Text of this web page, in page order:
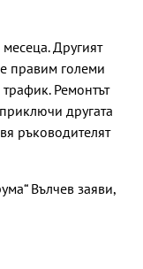
Другият
правим големи
Ремонтът
другата
ръководителят
Вълчев заяви,